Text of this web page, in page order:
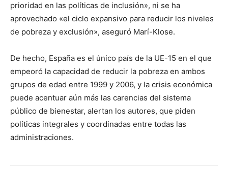
prioridad en las políticas de inclusión», ni se ha
aprovechado «el ciclo expansivo para reducir los niveles
de pobreza y exclusión», aseguró Marí-Klose.
De hecho, España es el único país de la UE-15 en el que
empeoró la capacidad de reducir la pobreza en ambos
grupos de edad entre 1999 y 2006, y la crisis económica
puede acentuar aún más las carencias del sistema
público de bienestar, alertan los autores, que piden
políticas integrales y coordinadas entre todas las
administraciones.